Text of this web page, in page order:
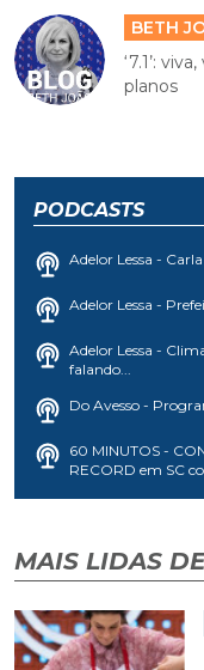
BETH
‘7.1’:
planos
PODCASTS
Adelor Lessa -
Adelor Lessa -
Adelor Lessa -
falando...
Do Avesso -
60 MINUTOS -
RECORD em SC
MAIS LIDAS